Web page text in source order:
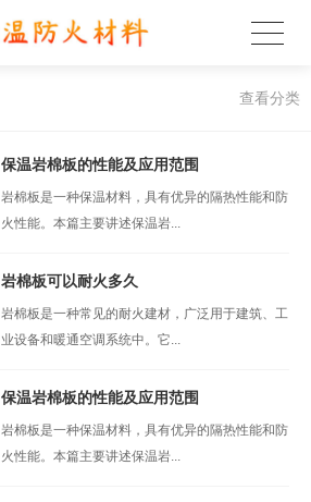
查看分类
保温岩棉板的性能及应用范围
岩棉板是一种保温材料，具有优异的隔热性能和防
火性能。本篇主要讲述保温岩...
岩棉板可以耐火多久
岩棉板是一种常见的耐火建材，广泛用于建筑、工
业设备和暖通空调系统中。它...
保温岩棉板的性能及应用范围
岩棉板是一种保温材料，具有优异的隔热性能和防
火性能。本篇主要讲述保温岩...